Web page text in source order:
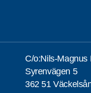
C/o:Nils-Magnus
Syrenvägen 5
362 51